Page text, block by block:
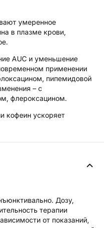
умеренное
в плазме крови,
AUC и уменьшение
применении
пипемидовой
– с
флероксацином.
кофеин ускоряет
Дозу,
терапии
от показаний,